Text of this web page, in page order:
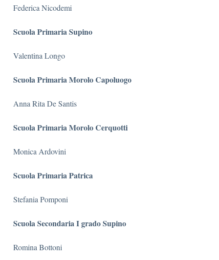
Federica Nicodemi
Scuola Primaria Supino
Valentina Longo
Scuola Primaria Morolo Capoluogo
Anna Rita De Santis
Scuola Primaria Morolo Cerquotti
Monica Ardovini
Scuola Primaria Patrica
Stefania Pomponi
Scuola Secondaria I grado Supino
Romina Bottoni